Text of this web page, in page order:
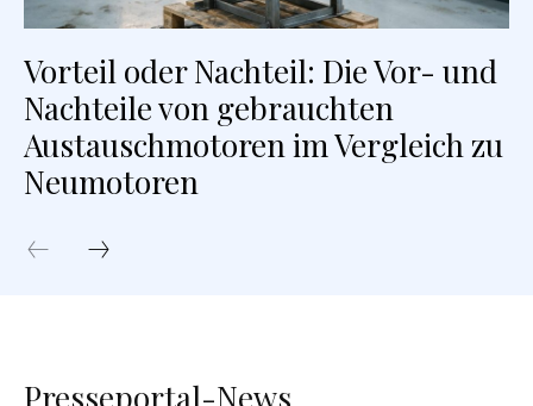
Vorteil oder Nachteil: Die Vor- und
Nachteile von gebrauchten
Austauschmotoren im Vergleich zu
Neumotoren
Presseportal-News